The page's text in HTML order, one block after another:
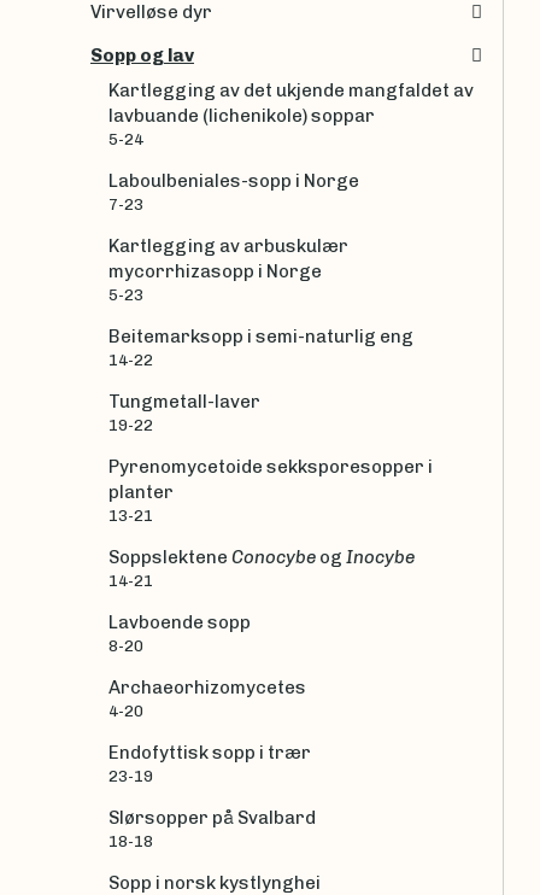
Virvelløse dyr
Sopp og lav
Kartlegging av det ukjende mangfaldet av
lavbuande (lichenikole) soppar
5-24
Laboulbeniales-sopp i Norge
7-23
Kartlegging av arbuskulær
mycorrhizasopp i Norge
5-23
Beitemarksopp i semi-naturlig eng
14-22
Tungmetall-laver
19-22
Pyrenomycetoide sekksporesopper i
planter
13-21
Soppslektene Conocybe og Inocybe
14-21
Lavboende sopp
8-20
Archaeorhizomycetes
4-20
Endofyttisk sopp i trær
23-19
Slørsopper på Svalbard
18-18
Sopp i norsk kystlynghei